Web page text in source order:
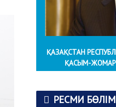
ҚАЗАҚСТАН
ҚАСЫМ-
РЕСМИ БӨЛІМ